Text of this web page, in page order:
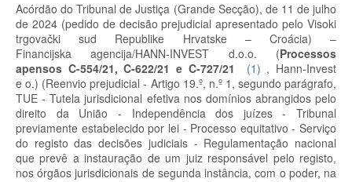
Acórdão do Tribunal de Justiça (Grande Secção), de 11 de julho
de 2024 (pedido de decisão prejudicial apresentado pelo Visoki
trgovački sud Republike Hrvatske – Croácia) –
Financijska agencija/HANN-INVEST d.o.o. (Processos
apensos C-554/21, C-622/21 e C-727/21
(1) , Hann-Invest
e o.) (Reenvio prejudicial - Artigo 19.º, n.º 1, segundo parágrafo,
TUE - Tutela jurisdicional efetiva nos domínios abrangidos pelo
direito da União - Independência dos juízes - Tribunal
previamente estabelecido por lei - Processo equitativo - Serviço
do registo das decisões judiciais - Regulamentação nacional
que prevê a instauração de um juiz responsável pelo registo,
nos órgãos jurisdicionais de segunda instância, com o poder, na